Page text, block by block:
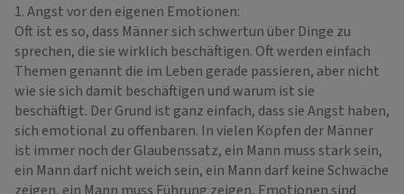
1. Angst vor den eigenen Emotionen:
Oft ist es so, dass Männer sich schwertun über Dinge zu
sprechen, die sie wirklich beschäftigen. Oft werden einfach
Themen genannt die im Leben gerade passieren, aber nicht
wie sie sich damit beschäftigen und warum ist sie
beschäftigt. Der Grund ist ganz einfach, dass sie Angst haben,
sich emotional zu offenbaren. In vielen Köpfen der Männer
ist immer noch der Glaubenssatz, ein Mann muss stark sein,
ein Mann darf nicht weich sein, ein Mann darf keine Schwäche